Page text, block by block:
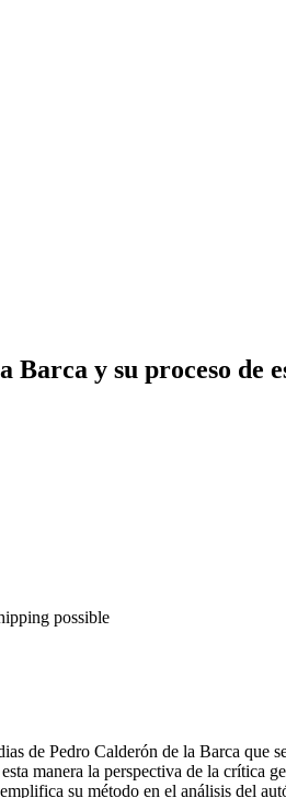
Barca y su proceso de
possible
de Pedro Calderón de la Barca
manera la perspectiva de la crítica
su método en el análisis del